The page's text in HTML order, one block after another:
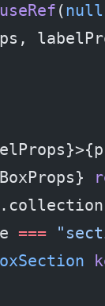
useRef ( null
===